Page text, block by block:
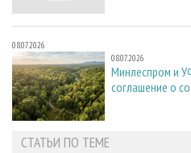
08.07.2026
08.07.2026
Минлеспром и
соглашение о
СТАТЬИ ПО ТЕМЕ